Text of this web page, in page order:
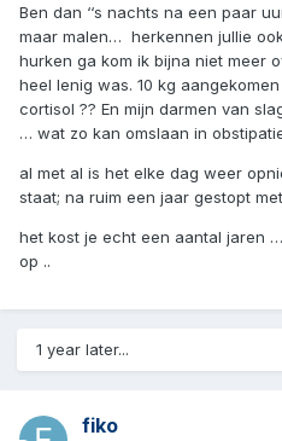
Ben dan ‘‘s nachts na een paar
maar malen… herkennen jullie
hurken ga kom ik bijna niet meer
heel lenig was. 10 kg
cortisol ?? En mijn darmen van
… wat zo kan omslaan in
al met al is het elke dag weer
staat; na ruim een jaar gestopt
het kost je echt een aantal jaren
op ..
1 year later...
fiko